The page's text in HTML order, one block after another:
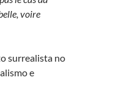
voire
surrealista no
e